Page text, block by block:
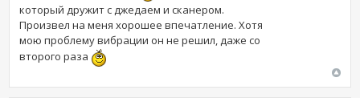
который дружит с джедаем и сканером.
Произвел на меня хорошее впечатление. Хотя
мою проблему вибрации он не решил, даже со
второго раза